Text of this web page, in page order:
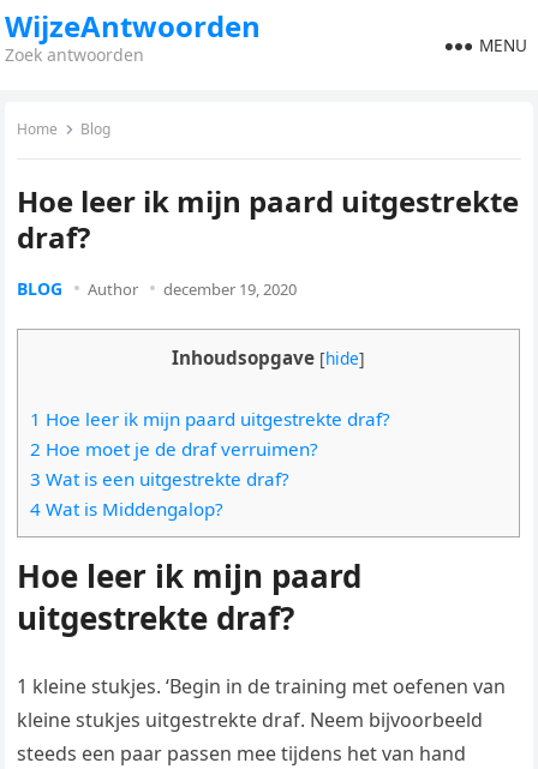
WijzeAntwoorden
Zoek antwoorden MENU
Home Blog
Hoe leer ik mijn paard uitgestrekte
draf?
BLOG Author december 19, 2020
Inhoudsopgave [hide]
1 Hoe leer ik mijn paard uitgestrekte draf?
2 Hoe moet je de draf verruimen?
3 Wat is een uitgestrekte draf?
4 Wat is Middengalop?
Hoe leer ik mijn paard
uitgestrekte draf?
1 kleine stukjes. ‘Begin in de training met oefenen van
kleine stukjes uitgestrekte draf. Neem bijvoorbeeld
steeds een paar passen mee tijdens het van hand